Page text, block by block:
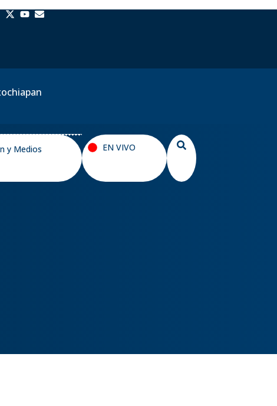
y Medios EN VIVO